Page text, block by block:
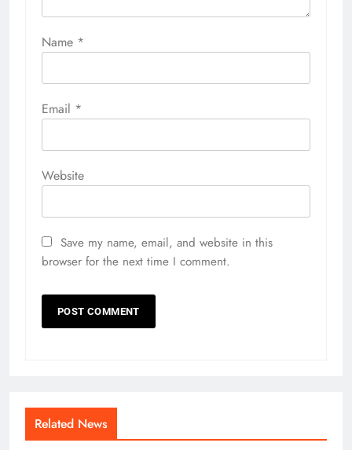
Name *
Email *
Website
Save my name, email, and website in this
browser for the next time I comment.
Related News